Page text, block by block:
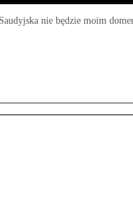
nie będzie moim